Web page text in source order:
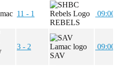
11 - 1
REBELS
3 - 2
SAV